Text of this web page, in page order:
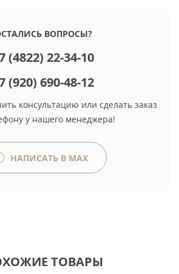
ВОПРОСЫ?
(4822) 22-34-10
(920) 690-48-12
консультацию или сделать заказ
у нашего менеджера!
НАПИСАТЬ В MAX
ТОВАРЫ